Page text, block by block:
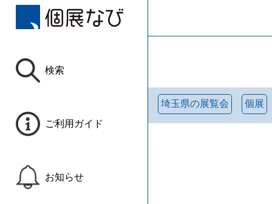
検索
ご利用ガイド
お知らせ
埼玉県の展覧会 個展